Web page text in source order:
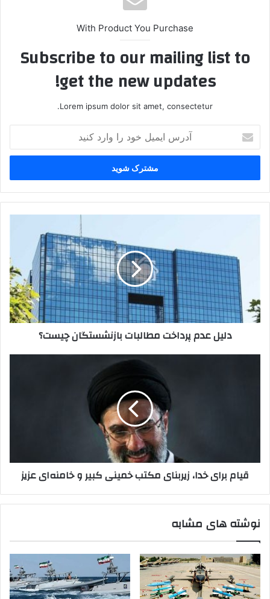
With Product You Purchase
Subscribe to our mailing list to
get the new updates!
Lorem ipsum dolor sit amet, consectetur.
ایمیل
خود
وارد
کنید
مطالبات
بازنشستگان
چیست؟
دلیل عدم پرداخت مطالبات بازنشستگان چیست؟
خامنه‌ای
عزیزقیام برای خدا، زیربنای مکتب خمینی کبیر و خامنه‌ای عزیز
نوشته های مشابه